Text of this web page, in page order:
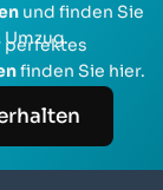
und finden Sie
perfektes
finden Sie hier.